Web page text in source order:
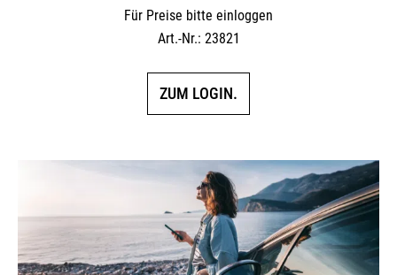
Für Preise bitte einloggen
Art.-Nr.: 23821
ZUM LOGIN.